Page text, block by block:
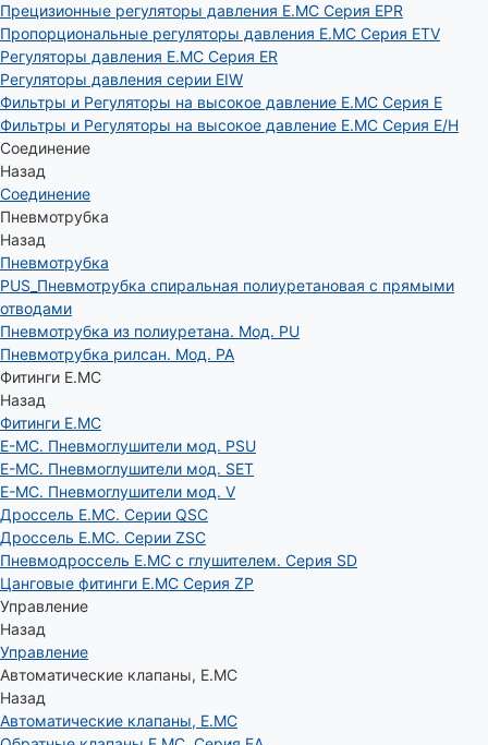
Прецизионные регуляторы давления E.MC Серия EPR
Пропорциональные регуляторы давления E.MC Серия ETV
Регуляторы давления E.MC Серия ER
Регуляторы давления серии EIW
Фильтры и Регуляторы на высокое давление E.MC Серия E
Фильтры и Регуляторы на высокое давление E.MC Серия E/H
Соединение
Назад
Соединение
Пневмотрубка
Назад
Пневмотрубка
PUS_Пневмотрубка спиральная полиуретановая с прямыми
отводами
Пневмотрубка из полиуретана. Мод. РU
Пневмотрубка рилсан. Мод. PA
Фитинги E.MC
Назад
Фитинги E.MC
E-MC. Пневмоглушители мод. PSU
E-MC. Пневмоглушители мод. SET
E-MC. Пневмоглушители мод. V
Дроссель E.MC. Серии QSC
Дроссель E.MC. Серии ZSC
Пневмодроссель E.MC с глушителем. Серия SD
Цанговые фитинги E.MC Серия ZP
Управление
Назад
Управление
Автоматические клапаны, Е.МС
Назад
Автоматические клапаны, Е.МС